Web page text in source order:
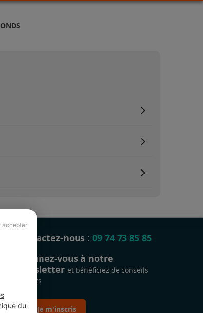
accepter
du
Contactez-nous : 09 74 73 85 85
Abonnez-vous à notre
newsletter et bénéficiez de conseils
gratuits
Je m'inscris